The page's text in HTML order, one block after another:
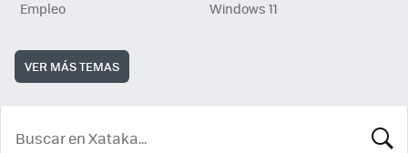
Empleo
Windows 11
VER MÁS TEMAS